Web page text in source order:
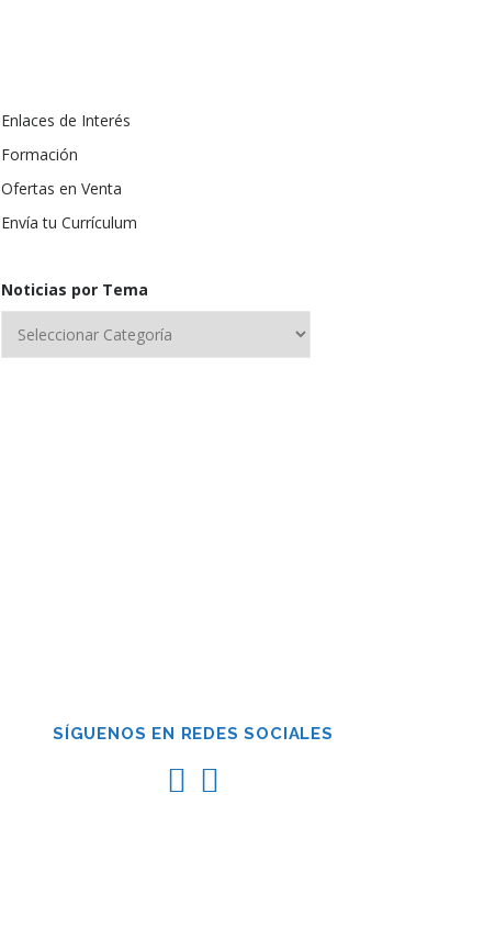
Enlaces de Interés
Formación
Ofertas en Venta
Envía tu Currículum
Noticias por Tema
SÍGUENOS EN REDES SOCIALES